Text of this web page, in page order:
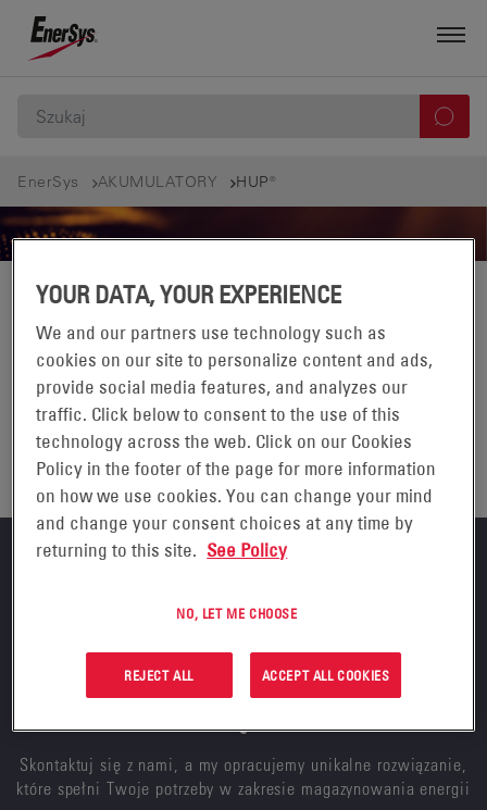
EnerSys AKUMULATORY HUP®
FILTROWANIE
HUP®
WYŚWIETLONO 0-0 PRODUKTÓW Z 0 W:
POTRZEBUJESZ POMOCY W
ZNALEZIENIU NAJLEPSZEGO
ROZWIĄZANIA?
Skontaktuj się z nami, a my opracujemy unikalne rozwiązanie,
które spełni Twoje potrzeby w zakresie magazynowania energii
YOUR DATA, YOUR EXPERIENCE
We and our partners use technology such as
cookies on our site to personalize content and ads,
provide social media features, and analyzes our
traffic. Click below to consent to the use of this
technology across the web. Click on our Cookies
Policy in the footer of the page for more information
on how we use cookies. You can change your mind
and change your consent choices at any time by
returning to this site. See Policy
NO, LET ME CHOOSE
REJECT ALL ACCEPT ALL COOKIES